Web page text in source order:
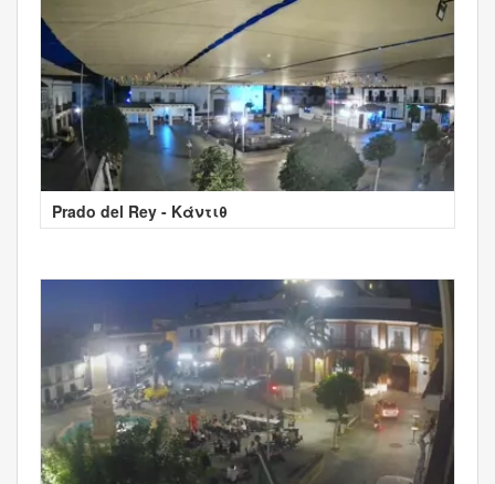
Prado del Rey - Κάντιθ